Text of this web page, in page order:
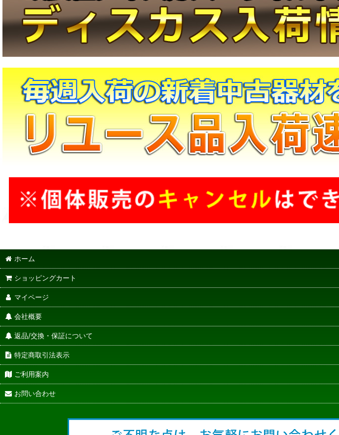
ホーム
ショッピングカート
マイページ
会社概要
返品/交換・保証について
特定商取引法表示
ご利用案内
お問い合わせ